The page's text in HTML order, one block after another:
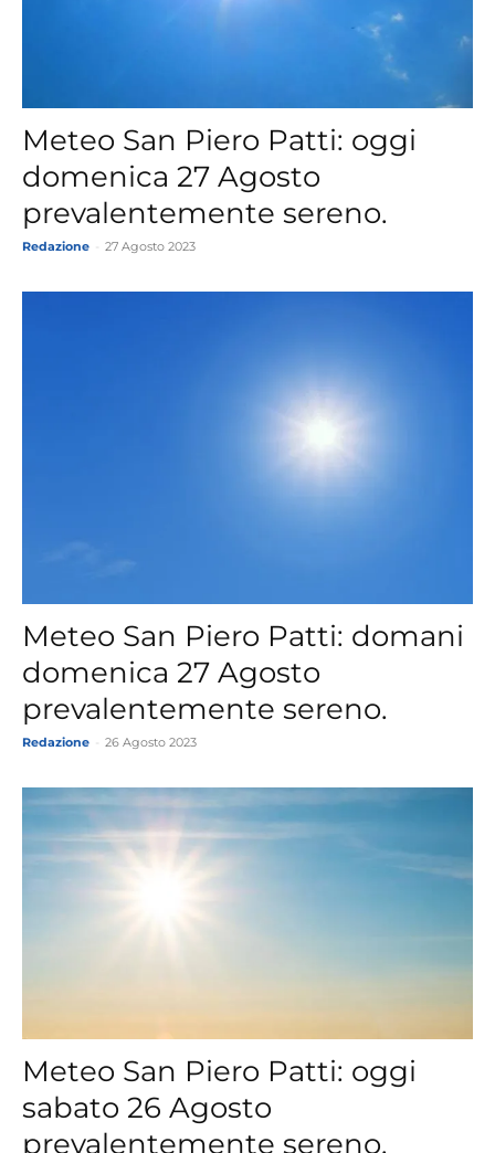
Meteo San Piero Patti: oggi
domenica 27 Agosto
prevalentemente sereno.
Redazione 27 Agosto 2023
Meteo San Piero Patti: domani
domenica 27 Agosto
prevalentemente sereno.
Redazione 26 Agosto 2023
Meteo San Piero Patti: oggi
sabato 26 Agosto
prevalentemente sereno.